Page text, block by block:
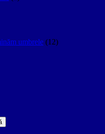
umbrele (12)